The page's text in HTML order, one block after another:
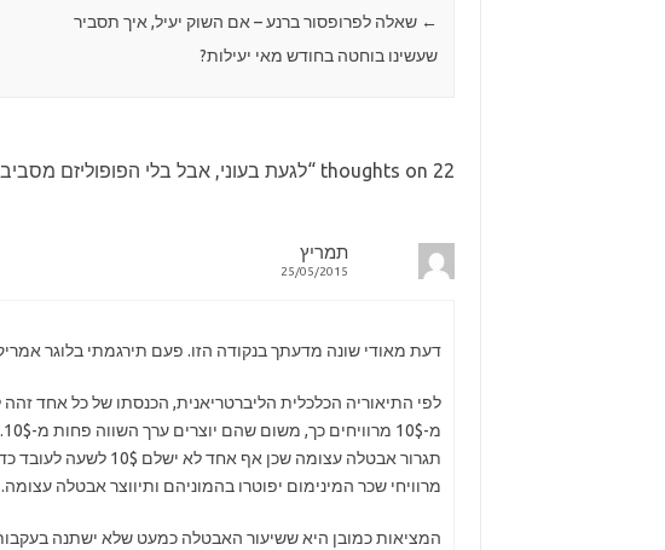
← שאלה לפרופסור ברנע – אם השוק יעיל, איך תסביר
שעשינו בוחטה בחודש מאי יעילות?
22 thoughts on “ לגעת בעוני, אבל בלי הפופוליזם מסביב
תמריץ
25/05/2015
דעת מאודי שונה מדעתך בנקודה הזו. פעם תירגמתי בלוגר
לפי התיאוריה הכלכלית הליברטריאנית, הכנסתו של כל אחד
מרוויחי שכר המינימום יפוטרו בהמוניהם ותיווצר אבטלה עצומה.
המציאות כמובן היא ששיעור האבטלה כמעט שלא ישתנה